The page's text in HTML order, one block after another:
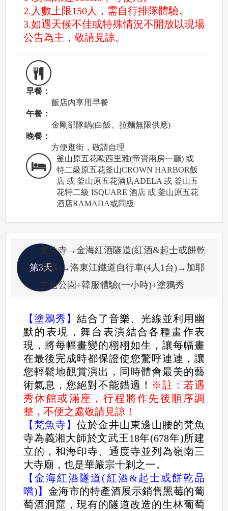
2.人數上限150人，需自行排隊體驗。
3.如遇天候不佳或特殊情況不開放以現場
公告為主，敬請見諒。
早餐：
飯店內享用早餐
午餐：
金剛部隊鍋(白飯、拉麵無限供應)
晚餐：
方便逛街，敬請自理
釜山原五花歐西里雅(帝寶兩房一廳) 或
特二級原五花釜山CROWN HARBOR飯
店 或 釜山原五花酒店ADELA 或 釜山五
花特二級 ISQUARE 酒店 或 釜山原五花
酒店RAMADA或同級
第3天
梵魚寺→金海紅酒隧道(紅酒&起士或餅乾
品嚐)→洛東江鐵道自行車(4人1台)→加耶
主題公園+韓服體驗(一小時)+塗鴉秀
【塗鴉秀】 結合了音樂、光線並利用幽
默的表現，舞台表演結合各種畫作表
現，將每幅畫變的栩栩如生，讓每幅畫
在最後完成時都保證使您驚呼連連，讓
您輕鬆地觀賞演出，同時體會最美的藝
術氣息，您絕對不能錯過！ ※註：若遇
秀休館或滿座，行程將作先後順序調
整，不便之處敬請見諒！
【梵魚寺】 位於金井山東邊山腰的梵魚
寺為義湘大師於文武王18年(678年)所建
立的，和海印寺、通度寺並列為嶺南三
大寺廟，也是華嚴宗十剎之一。
【金海紅酒隧道(紅酒&起士或餅乾品
嚐)】 金海市的特產酒展示銷售黑莓的葡
萄酒洞窟，現有的隧道改造的生林葡萄